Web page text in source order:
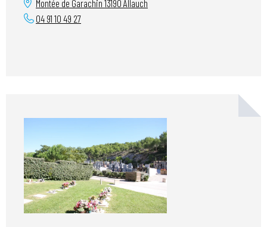
Montée de Garachin 13190 Allauch
04 91 10 49 27